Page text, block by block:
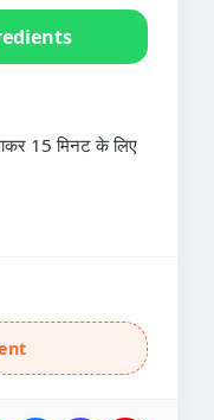
15 मिनट के लिए